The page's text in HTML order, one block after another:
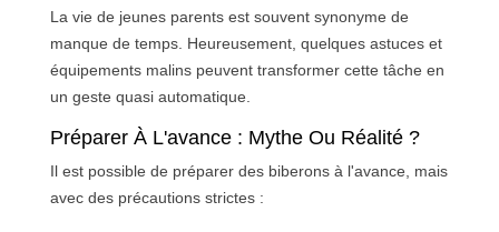
La vie de jeunes parents est souvent synonyme de
manque de temps. Heureusement, quelques astuces et
équipements malins peuvent transformer cette tâche en
un geste quasi automatique.
Préparer À L'avance : Mythe Ou Réalité ?
Il est possible de préparer des biberons à l'avance, mais
avec des précautions strictes :